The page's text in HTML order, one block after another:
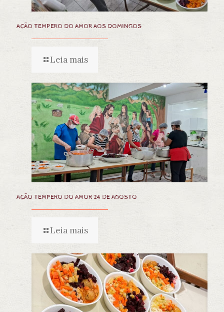
AÇÃO TEMPERO DO AMOR AOS DOMINGOS
Leia mais
AÇÃO TEMPERO DO AMOR 24 DE AGOSTO
Leia mais